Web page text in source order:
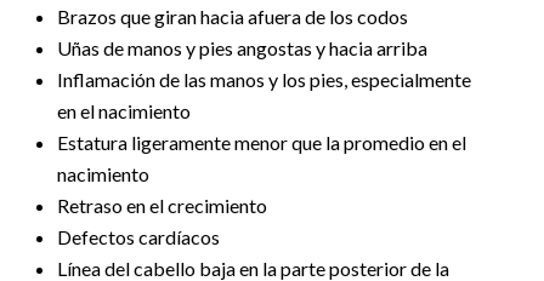
Brazos que giran hacia afuera de los codos
Uñas de manos y pies angostas y hacia arriba
Inflamación de las manos y los pies, especialmente
en el nacimiento
Estatura ligeramente menor que la promedio en el
nacimiento
Retraso en el crecimiento
Defectos cardíacos
Línea del cabello baja en la parte posterior de la